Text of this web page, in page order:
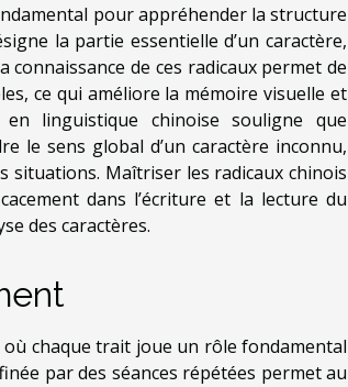
pour appréhender la structure
la partie essentielle d’un caractère,
de ces radicaux permet de
ce qui améliore la mémoire visuelle et
linguistique chinoise souligne que
le sens global d’un caractère inconnu,
situations. Maîtriser les radicaux chinois
dans l’écriture et la lecture du
des caractères.
chaque trait joue un rôle fondamental
par des séances répétées permet au